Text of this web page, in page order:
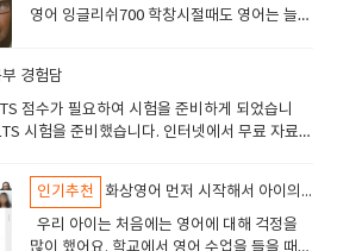
동기부여도 됩니다. 영어 공부를 시작할까 말까
너무 망설이지 마시고 한번 도전해 보셨으면
는 걱정이 많았지만, 지금은 ‘조금 더 빨리 시작
로 만족하고 있습니다. 앞으로도 잉글리쉬700과
어가면서 더 자연스럽게 영어로 대화할 수 있는
는데 결과는 일단 만족이에요. 일단 주니어만
을 수 있어요. ​ 서윤이는 잉글리쉬포 비기너
수업을 듣는 중, 교재파일이 pdf파일로 제공
되었고요. 저희는 출력해서 사용. ​ 친구를 소
개하거나, 날씨에 관한 이야기나 취미, 직업,
야기 나눌 수 있어요. 수업구성은요. 예를 들
어 친구에 관한 소개라면, 간단하게 본문 스크
립트가 나와요. 그러면 함께 읽어보고, 선생님
친숙해져서 수업에 집중할수 있었습니다 궁금
일로 친절하게 문의 사항을 해결해주시니까 필
. 상담원 연락을 통해 원하는 부분을 말하면 답
선생님 부분 등등 여러가지 물어보면 해결해
까지 두명의 선생님과 수업해보았는데수업 방
생님은 타이트하게 교재 중심 수업을 진행하셨
양 기타 프리젠테이션 추가 수업등은 상담선생
글을 적어주면 적용을 받습니다. 4. 선생님과의
진행 방식에 약간씩 차이가 있었지만, 전체적
다 꾸준한 수업 참여가 중요하다는 것을 깨달았
야기를 걸면 어떻하기 하고 혼자 끙끙앓았어
요. 특히 토익을 공부하고 나니 문법적으로 완
벽하게 문장을 말해야 한다는 강박관념 같은
것에 매여 있어서 말하기가 두려웠던 것 같아
셔서 조금 더 영어를 가까워지게 해주신것 같
아요. 수능과 토익을 공부할때는 공부를 하면
할수록 멀게만 느껴지는 영어였어요.회화를
를 잘 못하니까 귀로만 상대방의 말을 알아 들
어 화상영어로 바꿨는데요. 화상으로 수업을
하면 교재를 같이보고 선생님 얼굴을 보면서
대화를 하게 되니 숨통이 트이는것 같았습니
다 잉글리쉬 700의 경우는 휴대폰 , Pc, 타블
좋았습니다.화상영어 전화영어의 경계가 없
어진거 같아요 화상을 보면서 하면 좋은것은
대화를 할때 비장의 무기!!, 바디랭귀지를 사
영어 잉글리쉬700 학창시절때도 영어는 늘
영어에 흥미를 보이기 시작하고, 간단한 표현
들을 스스로 말하는 걸 보면서 마음이 조금 흔
들렸습니다."엄마도 영어 좀 해야겠다…" 그
작하게 됐어요. 사실 이런 걸 블로그에 남기는
성격은 아닌데, 비슷한 생각을 하고 계신 분들
이 있을까 싶어서 용기 내어 써봅니다. 영어,
아이를 위한 공부가 나를 위한 공부가 되었어
경험담
점수가 필요하여 시험을 준비하게 되었습니
시험을 준비했습니다. 인터넷에서 무료 자료를
만, 스피킹과 라이팅에서 어려움을 많이 겪었습
가 작성한 글이 제대로 된 표현인지, 논리적인
킹은 연습할 기회가 적어 자연스럽게 말하기가
계가 있다고 판단하여 IELTS 전문 학원에 등록
인기추천
화상영어 먼저 시작해서 아이의 반응을 보는게 중요한듯~
우리 아이는 처음에는 영어에 대해 걱정을